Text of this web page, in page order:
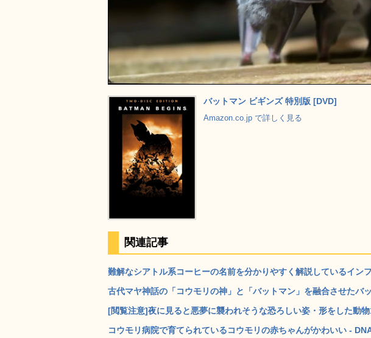
バットマン ビギンズ 特別版 [DVD]
Amazon.co.jp で詳しく見る
関連記事
難解なシアトル系コーヒーの名前を分かりやすく解説しているイン
古代マヤ神話の「コウモリの神」と「バットマン」を融合させたバ
[閲覧注意]夜に見ると悪夢に襲われそうな恐ろしい姿・形をした動
コウモリ病院で育てられているコウモリの赤ちゃんがかわいい -